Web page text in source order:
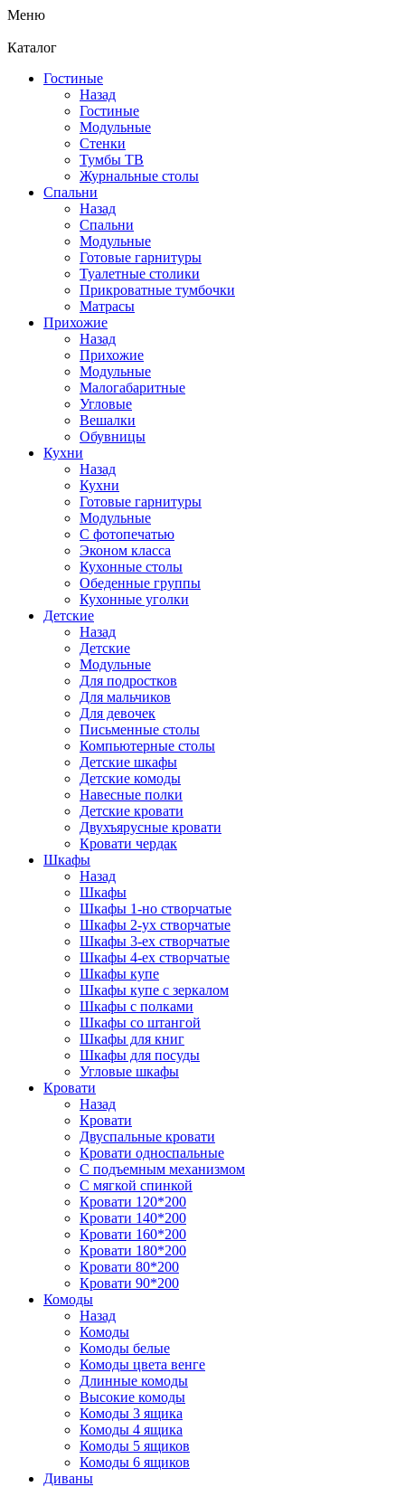
Меню
Каталог
Гостиные
Назад
Гостиные
Модульные
Стенки
Тумбы ТВ
Журнальные столы
Спальни
Назад
Спальни
Модульные
Готовые гарнитуры
Туалетные столики
Прикроватные тумбочки
Матрасы
Прихожие
Назад
Прихожие
Модульные
Малогабаритные
Угловые
Вешалки
Обувницы
Кухни
Назад
Кухни
Готовые гарнитуры
Модульные
С фотопечатью
Эконом класса
Кухонные столы
Обеденные группы
Кухонные уголки
Детские
Назад
Детские
Модульные
Для подростков
Для мальчиков
Для девочек
Письменные столы
Компьютерные столы
Детские шкафы
Детские комоды
Навесные полки
Детские кровати
Двухъярусные кровати
Кровати чердак
Шкафы
Назад
Шкафы
Шкафы 1-но створчатые
Шкафы 2-ух створчатые
Шкафы 3-ех створчатые
Шкафы 4-ех створчатые
Шкафы купе
Шкафы купе с зеркалом
Шкафы с полками
Шкафы со штангой
Шкафы для книг
Шкафы для посуды
Угловые шкафы
Кровати
Назад
Кровати
Двуспальные кровати
Кровати односпальные
С подъемным механизмом
С мягкой спинкой
Кровати 120*200
Кровати 140*200
Кровати 160*200
Кровати 180*200
Кровати 80*200
Кровати 90*200
Комоды
Назад
Комоды
Комоды белые
Комоды цвета венге
Длинные комоды
Высокие комоды
Комоды 3 ящика
Комоды 4 ящика
Комоды 5 ящиков
Комоды 6 ящиков
Диваны